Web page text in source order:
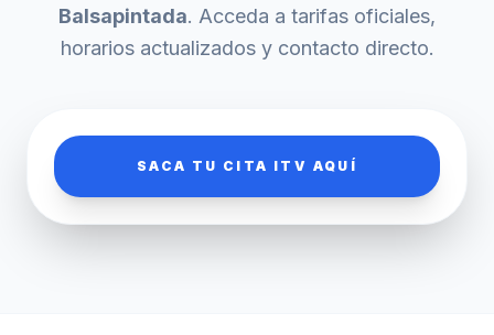
Balsapintada. Acceda a tarifas oficiales,
horarios actualizados y contacto directo.
SACA TU CITA ITV AQUÍ